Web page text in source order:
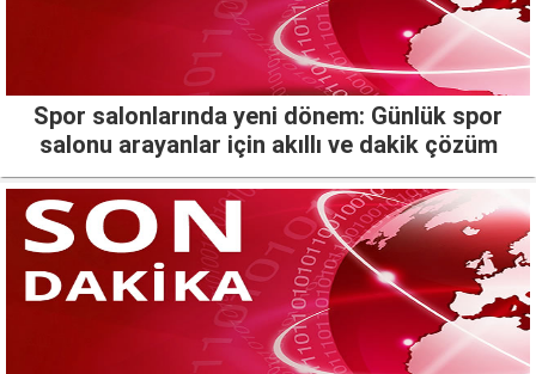
Spor salonlarında yeni dönem: Günlük spor
salonu arayanlar için akıllı ve dakik çözüm